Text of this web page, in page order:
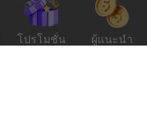
โปรโมชั่น ผู้แนะนำ